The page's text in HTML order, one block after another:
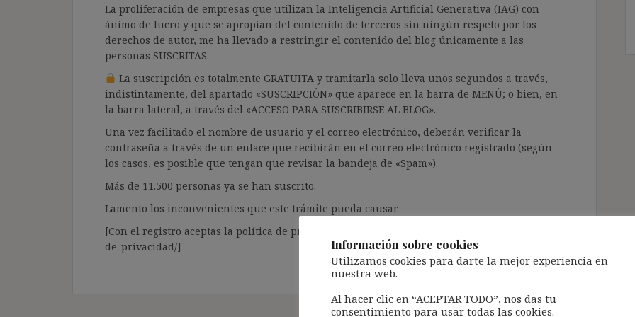
La proliferación de empresas que utilizan la Inteligencia Artificial Generativa (IAG) con
ánimo de lucro y que se apropian del contenido de terceros sin ningún respeto por los
derechos de autor, me ha llevado a restringir el contenido del blog únicamente a las
personas SUSCRITAS.
La suscripción es totalmente GRATUITA y tramitarla solo lleva unos segundos a través,
indistintamente, del apartado «SUSCRIPCIÓN» que aparece en la barra de MENÚ; o bien, en
la barra lateral, a través del «ACCESO PARA SUSCRIBIRSE AL BLOG».
Una vez facilitado el nombre de usuario y el correo electrónico, deberán verificar la
contraseña a través de un enlace que recibirán en el correo electrónico registrado (según
los casos, es posible que tengan que revisar la bandeja de «Spam»).
Más de 11.500 personas ya se han suscrito.
Lamento los inconvenientes que este trámite pueda causar.
[Con el registro aceptas la política de privacidad del blog: https://ignasibeltran.com/politica-
de-privacidad/]
Información sobre cookies
Utilizamos cookies para darte la mejor experiencia en
nuestra web.
Al hacer clic en “ACEPTAR TODO”, nos das tu
consentimiento para usar todas las cookies.